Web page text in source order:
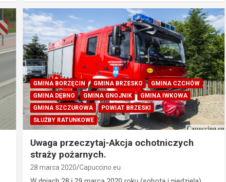
GMINA BORZĘCIN GMINA BRZESKO
GMINA CZCHÓW
GMINA DĘBNO
GMINA GNOJNIK
GMINA IWKOWA
GMINA SZCZUROWA
POWIAT BRZESKI
SŁUŻBY RATUNKOWE
Uwaga przeczytaj-Akcja ochotniczych
straży pożarnych.
28 marca 2020 Capuccino.eu